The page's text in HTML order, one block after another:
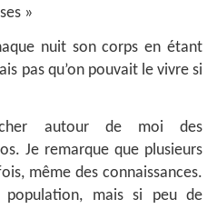
»
nuit son corps en étant
pas qu’on pouvait le vivre si
autour de moi des
Je remarque que plusieurs
même des connaissances.
mais si peu de